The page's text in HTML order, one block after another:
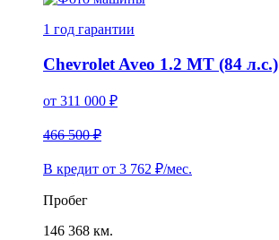
1 год гарантии
Chevrolet Aveo 1.2 MT (84 л.с.)
от 311 000 ₽
466 500 ₽
В кредит от 3 762 ₽/мес.
Пробег
146 368 км.